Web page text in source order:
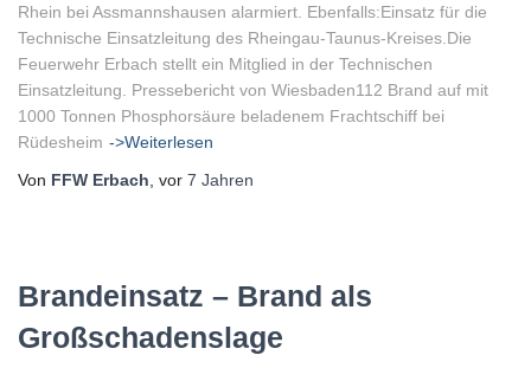
Rhein bei Assmannshausen alarmiert. Ebenfalls:Einsatz für die
Technische Einsatzleitung des Rheingau-Taunus-Kreises.Die
Feuerwehr Erbach stellt ein Mitglied in der Technischen
Einsatzleitung. Pressebericht von Wiesbaden112 Brand auf mit
1000 Tonnen Phosphorsäure beladenem Frachtschiff bei
Rüdesheim ->Weiterlesen
Von FFW Erbach , vor 7 Jahren
Brandeinsatz – Brand als
Großschadenslage